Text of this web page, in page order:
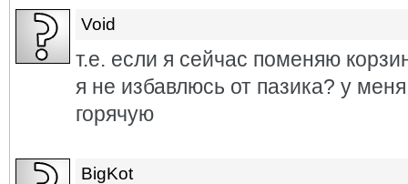
Void
т.е. если я сейчас поменяю
я не избавлюсь от пазика? у
горячую
BigKot